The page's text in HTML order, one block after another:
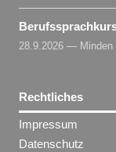
28.9.2026 — Minden
Rechtliches
Impressum
Datenschutz